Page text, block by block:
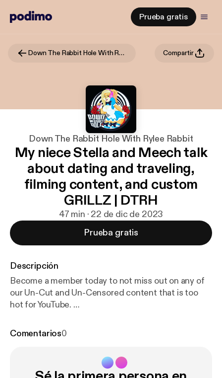
Prueba gratis
Down The Rabbit Hole With Rylee Rabbit Compartir
Down The Rabbit Hole With Rylee Rabbit
My niece Stella and Meech talk
about dating and traveling,
filming content, and custom
GRILLZ | DTRH
47 min · 22 de dic de 2023
Prueba gratis
Descripción
Become a member today to not miss out on any of
our Un-Cut and Un-Censored content that is too
hot for YouTube.
all platforms IG: @DownTheRabbitHole.tv Rylee IG:
Comentarios0